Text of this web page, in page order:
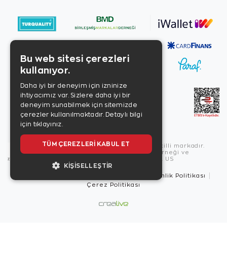
Copyright © 2026, Zen Diamond tescilli markadır.
Zen Diamond Birleşmiş Markalar Derneği ve
Turquality Destek Programı üyesidir. US
Güvenlik Politikası
Çerez Politikası
Bu web sitesi çerezleri
kullanıyor.
Daha iyi bir deneyim için izninize
ihtiyacımız var. Sizlere daha iyi bir
deneyim sunabilmek için sitemizde
çerezler kullanılmaktadır. Detaylı bilgi
için tıklayınız.
TÜM ÇEREZLERI KABUL ET
KIŞISELLEŞTIR